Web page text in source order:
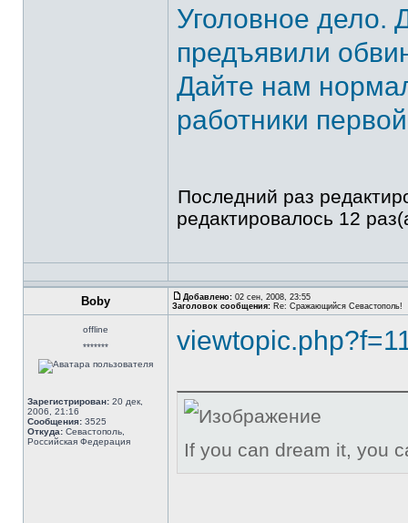
Уголовное дело.
предъявили
Дайте нам
работники
Последний раз
редактировалось 12
Boby Добавлено: 02 сен, 2008, 23:55
Заголовок сообщения: Re: Сражающийся Севастополь!
offline
*******
Зарегистрирован: 20 дек,
2006, 21:16
Сообщения: 3525
Откуда: Севастополь,
Российская Федерация
If you can dream it, you